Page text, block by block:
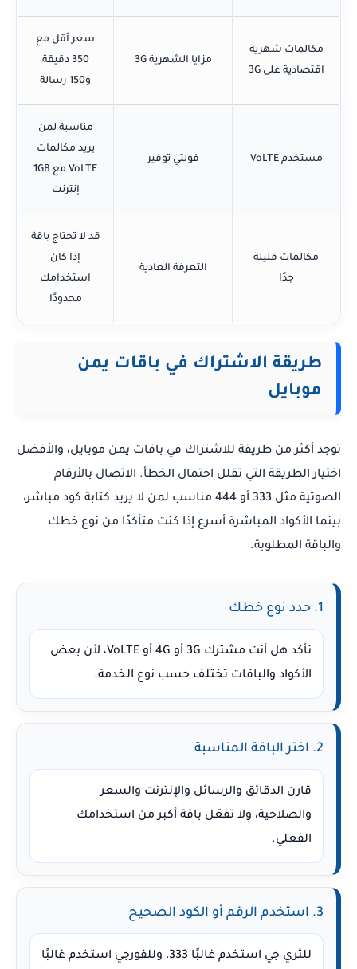
مكالمات شهرية
اقتصادية على 3G
مزايا الشهرية 3G
سعر أقل مع
350 دقيقة
و150 رسالة
مستخدم VoLTE فولتي توفير
مناسبة لمن
يريد مكالمات
VoLTE مع 1GB
إنترنت
مكالمات قليلة
جدًا
التعرفة العادية
قد لا تحتاج باقة
إذا كان
استخدامك
محدودًا
طريقة الاشتراك في باقات يمن
موبايل
توجد أكثر من طريقة للاشتراك في باقات يمن موبايل، والأفضل
اختيار الطريقة التي تقلل احتمال الخطأ. الاتصال بالأرقام
الصوتية مثل 333 أو 444 مناسب لمن لا يريد كتابة كود مباشر،
بينما الأكواد المباشرة أسرع إذا كنت متأكدًا من نوع خطك
والباقة المطلوبة.
1. حدد نوع خطك
تأكد هل أنت مشترك 3G أو 4G أو VoLTE، لأن بعض
الأكواد والباقات تختلف حسب نوع الخدمة.
2. اختر الباقة المناسبة
قارن الدقائق والرسائل والإنترنت والسعر
والصلاحية، ولا تفعّل باقة أكبر من استخدامك
الفعلي.
3. استخدم الرقم أو الكود الصحيح
للثري جي استخدم غالبًا 333، وللفورجي استخدم غالبًا